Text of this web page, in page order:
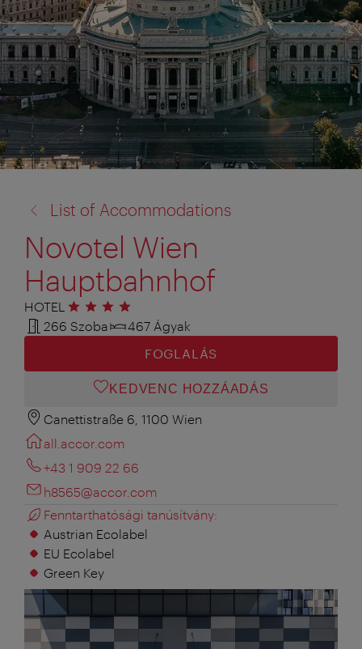
a:
List of Accommodations
Novotel Wien
Hauptbahnhof
HOTEL 4 csillag
266 Szoba
467 Ágyak
FOGLALÁS
KEDVENC HOZZÁADÁS
Canettistraße 6, 1100 Wien
all.accor.com
+43 1 909 22 66
h8565@accor.com
Fenntarthatósági tanúsítvány:
Austrian Ecolabel
EU Ecolabel
Green Key